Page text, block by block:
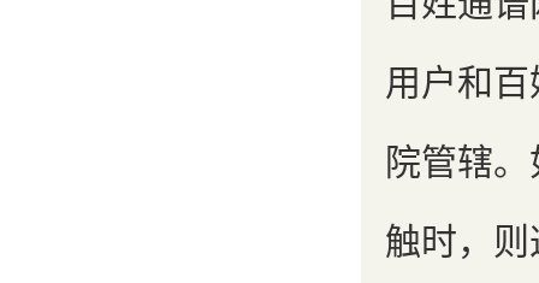
用户和
院管辖
触时，